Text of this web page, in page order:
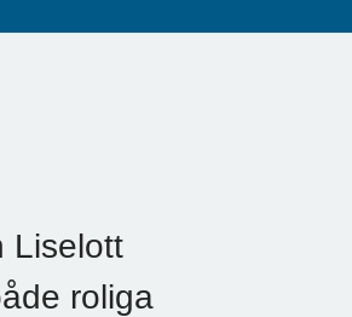
Liselott
roliga